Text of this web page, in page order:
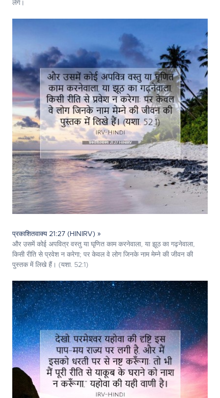
लेंगे।
प्रकाशितवाक्य 21:27 (HINIRV) »
और उसमें कोई अपवित्र वस्तु या घृणित काम करनेवाला, या झूठ का गढ़नेवाला,
किसी रीति से प्रवेश न करेगा; पर केवल वे लोग जिनके नाम मेम्‍ने की जीवन की
पुस्तक में लिखे हैं। (यशा. 52:1)